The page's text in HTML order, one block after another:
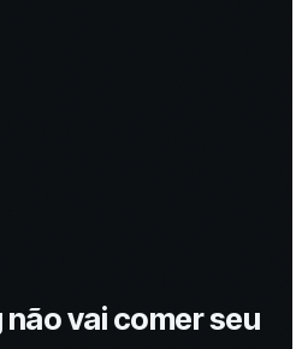
não vai comer seu